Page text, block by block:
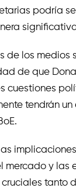
podría
de los medios
de que
cuestiones
tendrán
mercado y las
cruciales tanto